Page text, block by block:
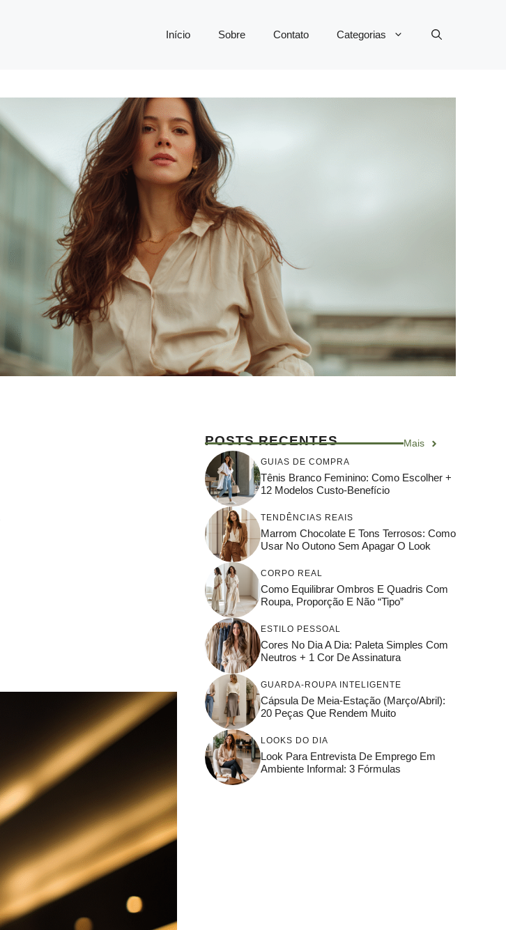
Início Sobre Contato Categorias
POSTS RECENTES Mais
GUIAS DE COMPRA
Tênis Branco Feminino: Como Escolher +
12 Modelos Custo-Benefício
TENDÊNCIAS REAIS
Marrom Chocolate E Tons Terrosos: Como
Usar No Outono Sem Apagar O Look
CORPO REAL
Como Equilibrar Ombros E Quadris Com
Roupa, Proporção E Não “tipo”
ESTILO PESSOAL
Cores No Dia A Dia: Paleta Simples Com
Neutros + 1 Cor De Assinatura
GUARDA-ROUPA INTELIGENTE
Cápsula De Meia-Estação (março/abril):
20 Peças Que Rendem Muito
LOOKS DO DIA
Look Para Entrevista De Emprego Em
Ambiente Informal: 3 Fórmulas